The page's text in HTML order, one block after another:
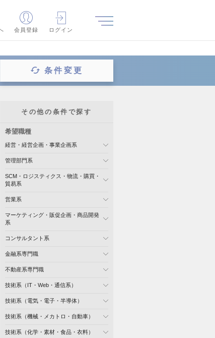
会員登録 ログイン
条件変更
その他の条件で探す
希望職種
経営・経営企画・事業企画系
管理部門系
SCM・ロジスティクス・物流・購買・
貿易系
営業系
マーケティング・販促企画・商品開発
系
コンサルタント系
金融系専門職
不動産系専門職
技術系（IT・Web・通信系）
技術系（電気・電子・半導体）
技術系（機械・メカトロ・自動車）
技術系（化学・素材・食品・衣料）